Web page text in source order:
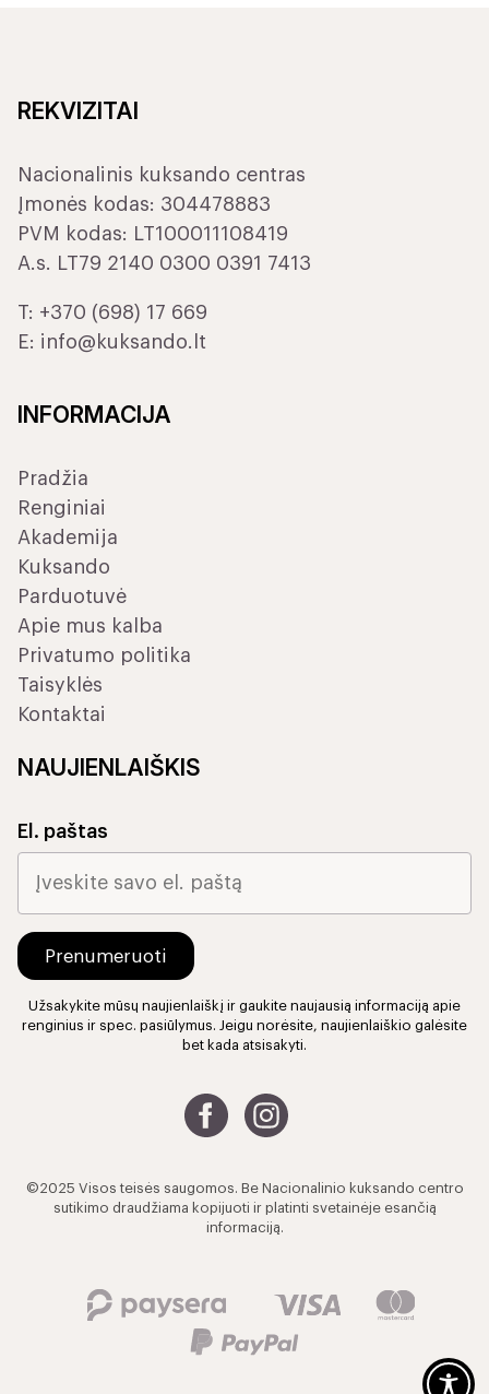
REKVIZITAI
Nacionalinis kuksando centras
Įmonės kodas: 304478883
PVM kodas: LT100011108419
A.s. LT79 2140 0300 0391 7413
T: +370 (698) 17 669
E: info@kuksando.lt
INFORMACIJA
Pradžia
Renginiai
Akademija
Kuksando
Parduotuvė
Apie mus kalba
Privatumo politika
Taisyklės
Kontaktai
NAUJIENLAIŠKIS
El. paštas
Užsakykite mūsų naujienlaiškį ir gaukite naujausią informaciją apie
renginius ir spec. pasiūlymus. Jeigu norėsite, naujienlaiškio galėsite
bet kada atsisakyti.
©2025 Visos teisės saugomos. Be Nacionalinio kuksando centro
sutikimo draudžiama kopijuoti ir platinti svetainėje esančią
informaciją.